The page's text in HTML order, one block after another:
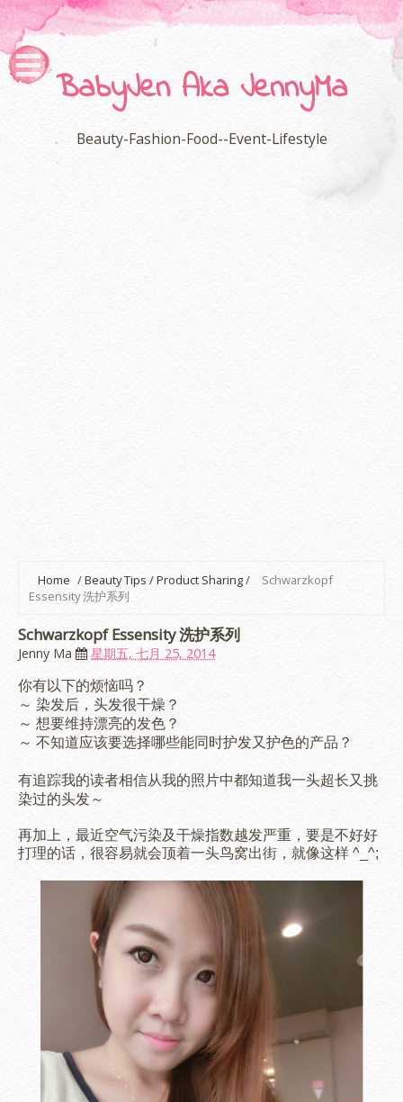
BabyJen Aka JennyMa
Beauty-Fashion-Food--Event-Lifestyle
Home /Beauty Tips / Product Sharing/
Schwarzkopf
Essensity 洗护系列
Schwarzkopf Essensity 洗护系列
Jenny Ma 星期五, 七月 25, 2014
你有以下的烦恼吗？
～ 染发后，头发很干燥？
～ 想要维持漂亮的发色？
～ 不知道应该要选择哪些能同时护发又护色的产品？
有追踪我的读者相信从我的照片中都知道我一头超长又挑
染过的头发～
再加上，最近空气污染及干燥指数越发严重，要是不好好
打理的话，很容易就会顶着一头鸟窝出街，就像这样 ^_^;